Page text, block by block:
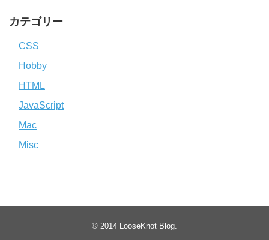
カテゴリー
CSS
Hobby
HTML
JavaScript
Mac
Misc
© 2014 LooseKnot Blog